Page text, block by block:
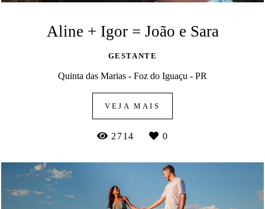
Aline + Igor = João e Sara
GESTANTE
Quinta das Marias - Foz do Iguaçu - PR
VEJA MAIS
2714 0